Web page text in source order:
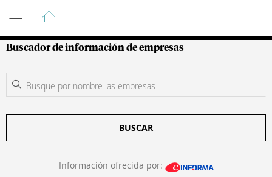
Guía de Empresas Colombianas
Buscador de información de empresas
BUSCAR
Información ofrecida por: